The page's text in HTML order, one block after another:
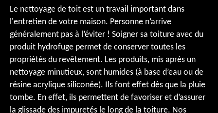
Le nettoyage de toit est un travail important dans
l'entretien de votre maison. Personne n’arrive
généralement pas à l’éviter ! Soigner sa toiture avec du
produit hydrofuge permet de conserver toutes les
propriétés du revêtement. Les produits, mis après un
nettoyage minutieux, sont humides (à base d’eau ou de
résine acrylique siliconée). Ils font effet dès que la pluie
tombe. En effet, ils permettent de favoriser et d’assurer
la glissade des impuretés le long de la toiture. Nos